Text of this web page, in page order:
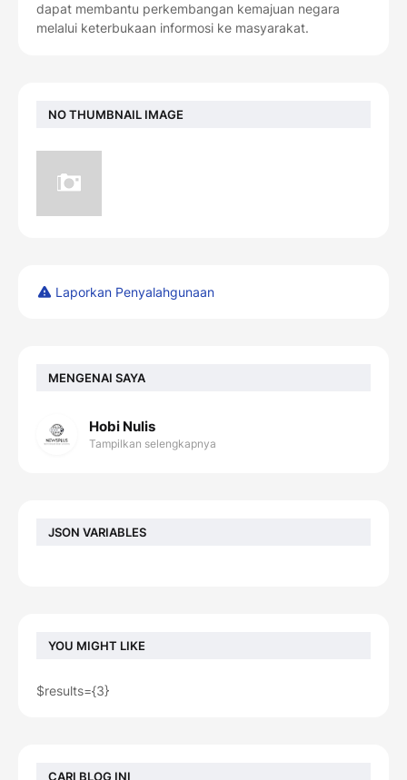
dapat membantu perkembangan kemajuan negara
melalui keterbukaan informosi ke masyarakat.
NO THUMBNAIL IMAGE
Laporkan Penyalahgunaan
MENGENAI SAYA
Hobi Nulis
Tampilkan selengkapnya
JSON VARIABLES
YOU MIGHT LIKE
$results={3}
CARI BLOG INI